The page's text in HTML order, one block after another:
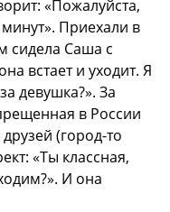
«Пожалуйста,
Приехали в
сидела Саша с
встает и уходит. Я
девушка?». За
в России
(город-то
«Ты классная,
И она